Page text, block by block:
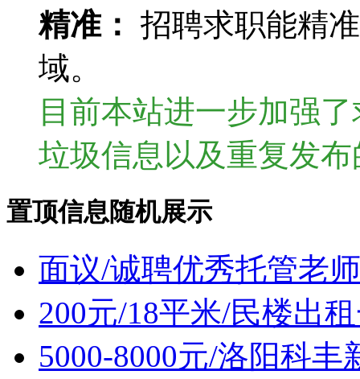
精准： 招聘求职能精
域。
目前本站进一步加强
垃圾信息以及重复发
置顶信息随机展示
面议/诚聘优秀托管老师
200元/18平米/民楼出
5000-8000元/洛阳科